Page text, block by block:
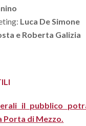
Luca De Simone
e Roberta Galizia
il pubblico
Porta di Mezzo.